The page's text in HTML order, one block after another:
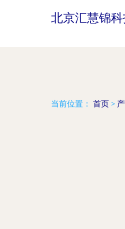
北京汇慧锦
当前位置： 首页 >